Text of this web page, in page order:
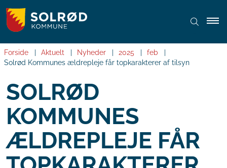
Forside Aktuelt Nyheder 2025
feb
Solrød Kommunes ældrepleje får topkarakterer af tilsyn
SOLRØD
KOMMUNES
ÆLDREPLEJE FÅR